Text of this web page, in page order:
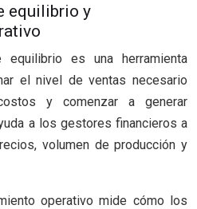
equilibrio y
es una herramienta
el nivel de ventas necesario
y comenzar a generar
a los gestores financieros a
volumen de producción y
operativo mide cómo los